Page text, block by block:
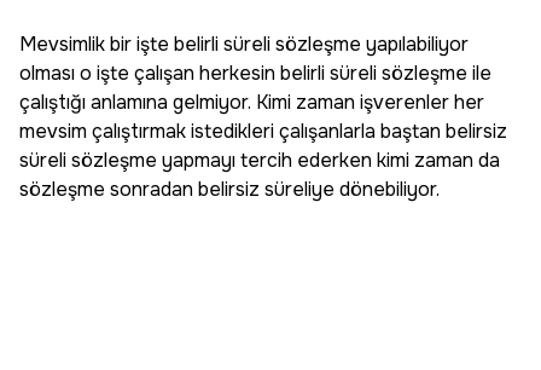
Mevsimlik bir işte belirli süreli sözleşme yapılabiliyor
olması o işte çalışan herkesin belirli süreli sözleşme ile
çalıştığı anlamına gelmiyor. Kimi zaman işverenler her
mevsim çalıştırmak istedikleri çalışanlarla baştan belirsiz
süreli sözleşme yapmayı tercih ederken kimi zaman da
sözleşme sonradan belirsiz süreliye dönebiliyor.